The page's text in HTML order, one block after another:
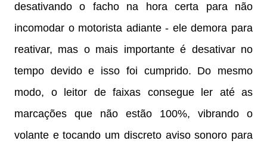
desativando o facho na hora certa para não
incomodar o motorista adiante - ele demora para
reativar, mas o mais importante é desativar no
tempo devido e isso foi cumprido. Do mesmo
modo, o leitor de faixas consegue ler até as
marcações que não estão 100%, vibrando o
volante e tocando um discreto aviso sonoro para